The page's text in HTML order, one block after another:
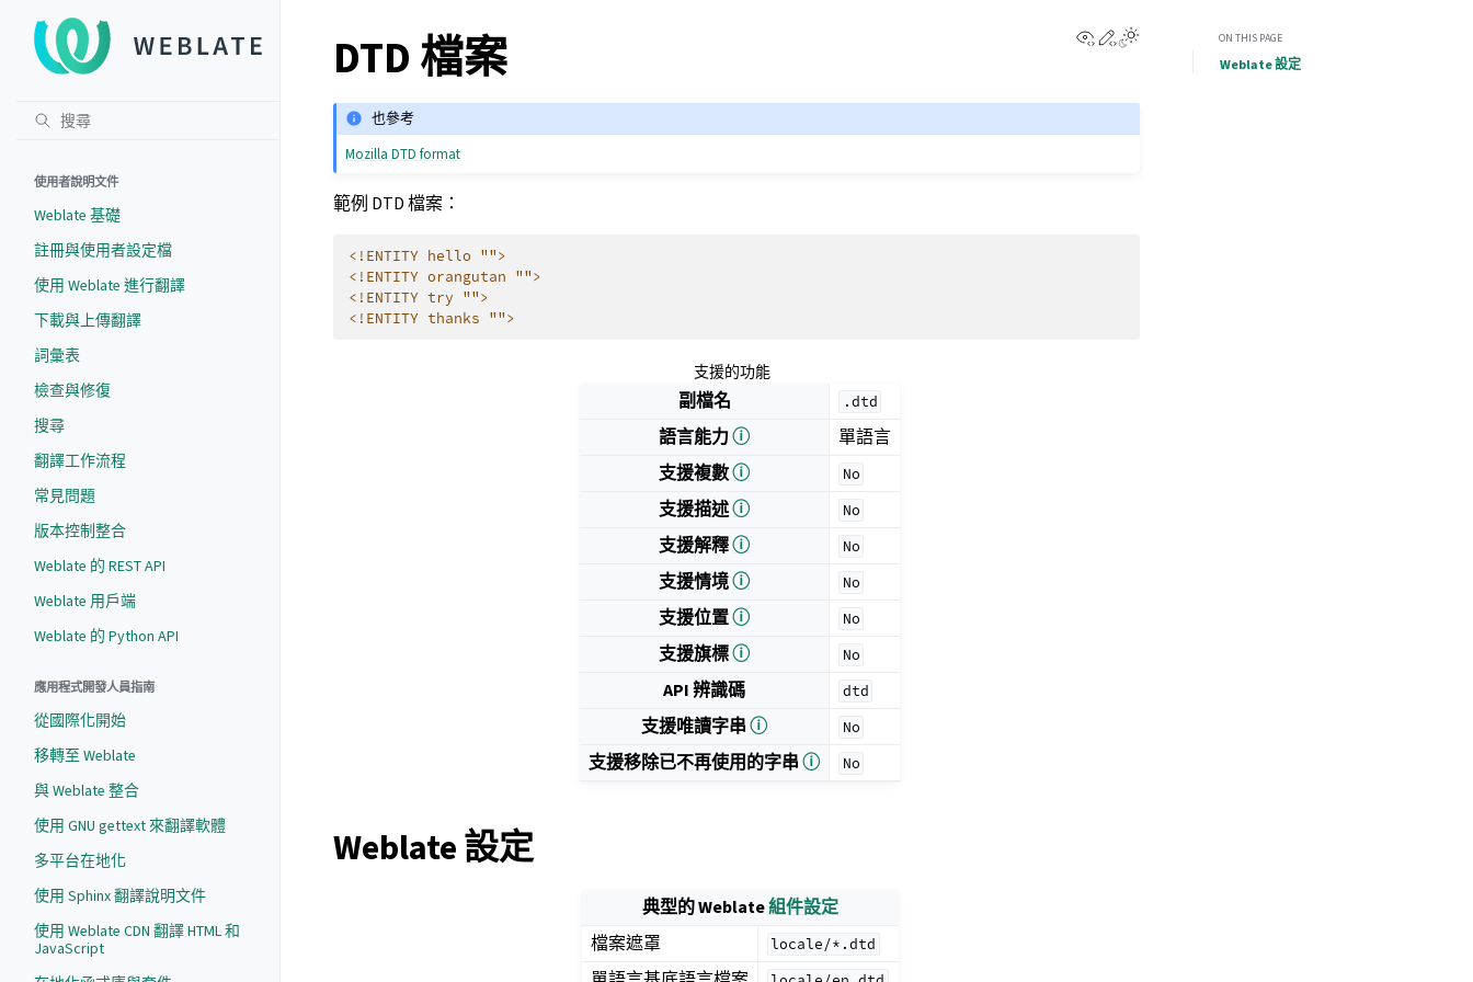
使用者說明文件
Weblate 基礎
註冊與使用者設定檔
使用 Weblate 進行翻譯
下載與上傳翻譯
詞彙表
檢查與修復
搜尋
翻譯工作流程
常見問題
版本控制整合
Weblate 的 REST API
Weblate 用戶端
Weblate 的 Python API
應用程式開發人員指南
從國際化開始
移轉至 Weblate
與 Weblate 整合
使用 GNU gettext 來翻譯軟體
多平台在地化
使用 Sphinx 翻譯說明文件
使用 Weblate CDN 翻譯 HTML 和
JavaScript
View this page
Edit this page
DTD 檔案
也參考
Mozilla DTD format
範例 DTD 檔案：
<!ENTITY hello "">
<!ENTITY orangutan "">
<!ENTITY try "">
<!ENTITY thanks "">
支援的功能
副檔名 .dtd
語言能力ⓘ
單語言
支援複數ⓘ No
支援描述ⓘ No
支援解釋ⓘ No
支援情境ⓘ No
支援位置ⓘ No
支援旗標ⓘ No
API 辨識碼 dtd
支援唯讀字串ⓘ No
支援移除已不再使用的字串ⓘ No
Weblate 設定
典型的 Weblate組件設定
檔案遮罩
locale/*.dtd
ON THIS PAGE
Weblate 設定